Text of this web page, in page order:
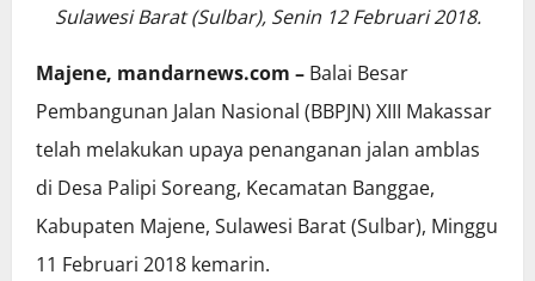
Sulawesi Barat (Sulbar), Senin 12 Februari 2018.
Majene, mandarnews.com – Balai Besar
Pembangunan Jalan Nasional (BBPJN) XIII Makassar
telah melakukan upaya penanganan jalan amblas
di Desa Palipi Soreang, Kecamatan Banggae,
Kabupaten Majene, Sulawesi Barat (Sulbar), Minggu
11 Februari 2018 kemarin.